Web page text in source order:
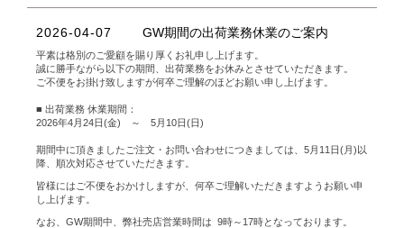
2026-04-07 GW期間の出荷業務休業のご案内
平素は格別のご愛顧を賜り厚くお礼申し上げます。
誠に勝手ながら以下の期間、出荷業務をお休みとさせていただきます。
ご不便をお掛け致しますが何卒ご理解のほどお願い申し上げます。
■ 出荷業務 休業期間：
2026年4月24日(金) ～ 5月10日(日)
期間中に頂きましたご注文・お問い合わせにつきましては、5月11日(月)以
降、順次対応させていただきます。
皆様にはご不便をおかけしますが、何卒ご理解いただきますようお願い申
し上げます。
なお、GW期間中、弊社売店営業時間は 9時～17時となっております。